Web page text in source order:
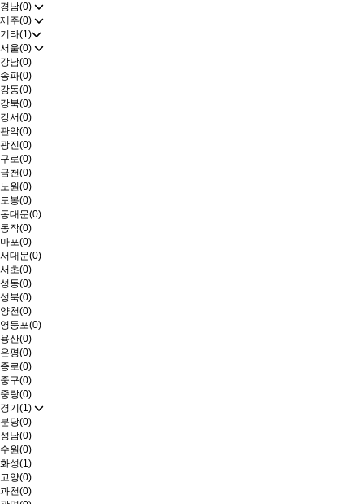
경남(0)
제주(0)
기타(1)
서울(0)
강남(0)
송파(0)
강동(0)
강북(0)
강서(0)
관악(0)
광진(0)
구로(0)
금천(0)
노원(0)
도봉(0)
동대문(0)
동작(0)
마포(0)
서대문(0)
서초(0)
성동(0)
성북(0)
양천(0)
영등포(0)
용산(0)
은평(0)
종로(0)
중구(0)
중랑(0)
경기(1)
분당(0)
성남(0)
수원(0)
화성(1)
고양(0)
과천(0)